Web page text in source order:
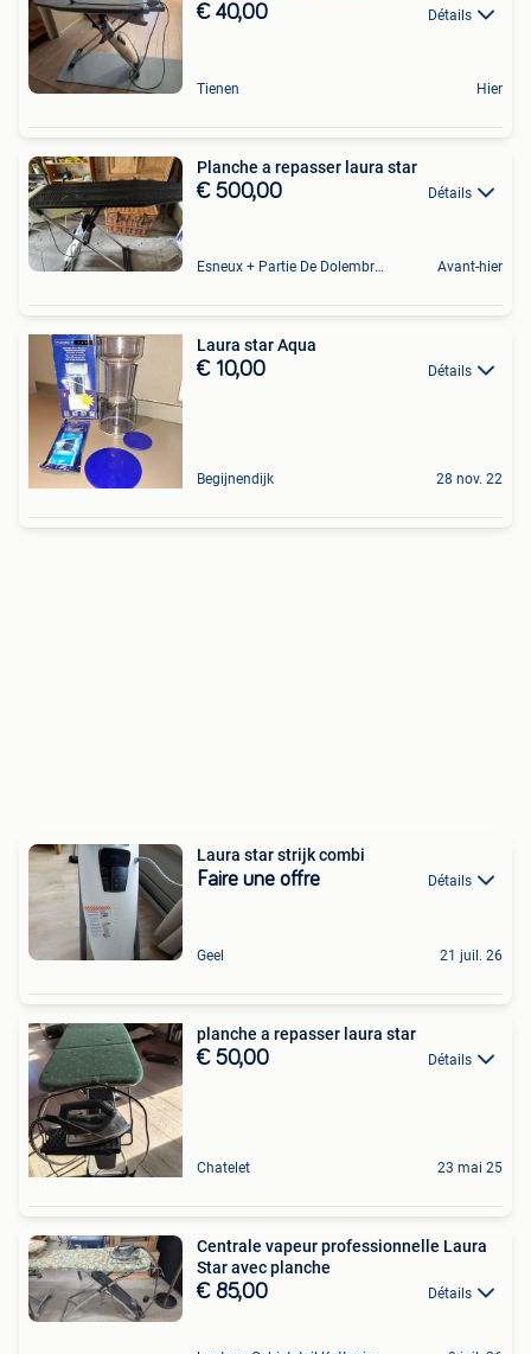
€ 40,00 Détails
Tienen Hier
Planche a repasser laura star
€ 500,00 Détails
Esneux + Partie De Dolembreux Avant-hier
Laura star Aqua
€ 10,00 Détails
Begijnendijk 28 nov. 22
Laura star strijk combi
Faire une offre Détails
Geel 21 juil. 26
planche a repasser laura star
€ 50,00 Détails
Chatelet 23 mai 25
Centrale vapeur professionnelle Laura
Star avec planche
€ 85,00 Détails